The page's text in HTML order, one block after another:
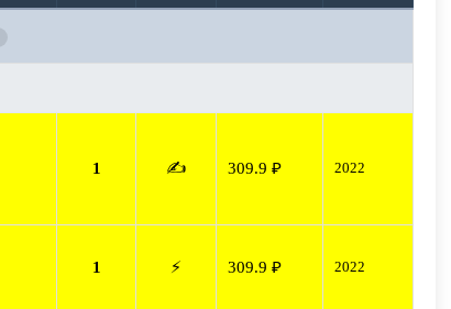
1 ✍️ 309.9 ₽ 2022
1 ⚡ 309.9 ₽ 2022